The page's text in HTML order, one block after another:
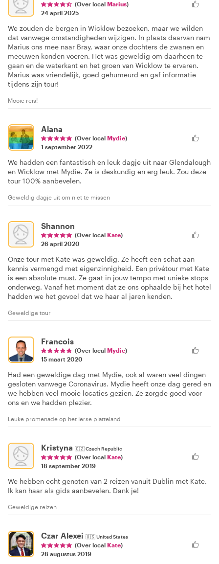
(Over local Marius)
24 april 2025
We zouden de bergen in Wicklow bezoeken, maar we wilden
dat vanwege omstandigheden wijzigen. In plaats daarvan nam
Marius ons mee naar Bray, waar onze dochters de zwanen en
meeuwen konden voeren. Het was geweldig om daarheen te
gaan en de waterkant en het groen van Wicklow te ervaren.
Marius was vriendelijk, goed gehumeurd en gaf informatie
tijdens zijn tour!
Mooie reis!
Alana
(Over local Mydie)
1 september 2022
We hadden een fantastisch en leuk dagje uit naar Glendalough
en Wicklow met Mydie. Ze is deskundig en erg leuk. Zou deze
tour 100% aanbevelen.
Geweldig dagje uit om niet te missen
Shannon
(Over local Kate)
26 april 2020
Onze tour met Kate was geweldig. Ze heeft een schat aan
kennis vermengd met eigenzinnigheid. Een privétour met Kate
is een absolute must. Ze gaat in jouw tempo met unieke stops
onderweg. Vanaf het moment dat ze ons ophaalde bij het hotel
hadden we het gevoel dat we haar al jaren kenden.
Geweldige tour
Francois
(Over local Mydie)
15 maart 2020
Had een geweldige dag met Mydie, ook al waren veel dingen
gesloten vanwege Coronavirus. Mydie heeft onze dag gered en
we hebben veel mooie locaties gezien. Ze zorgde goed voor
ons en we hadden plezier.
Leuke promenade op het Ierse platteland
Kristyna 🇨🇿Czech Republic
(Over local Kate)
18 september 2019
We hebben echt genoten van 2 reizen vanuit Dublin met Kate.
Ik kan haar als gids aanbevelen. Dank je!
Geweldige reizen
Czar Alexei 🇺🇸United States
(Over local Kate)
28 augustus 2019